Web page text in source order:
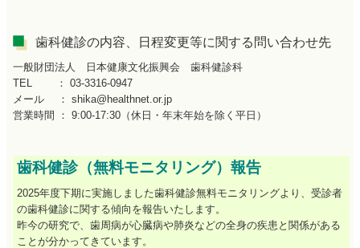
歯科健診の内容、日程変更等に関する問い合わせ先
一般財団法人 日本健康文化振興会 歯科健診科
TEL ： 03-3316-0947
メール ： shika@healthnet.or.jp
営業時間 ： 9:00-17:30（休日・年末年始を除く平日）
歯科健診（無料モニタリング）報告
2025年度下期に実施しました歯科健診無料モニタリングより、受診者
の歯科健診に関する傾向を報告いたします。
昨今の研究で、歯周病が心臓病や肺炎などの全身の疾患と関係がある
ことが分かってきています。